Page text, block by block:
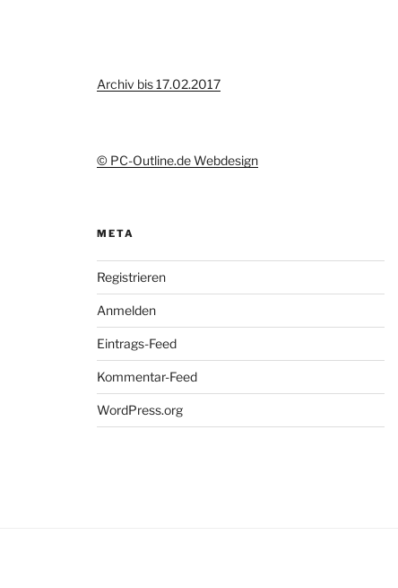
Archiv bis 17.02.2017
© PC-Outline.de Webdesign
META
Registrieren
Anmelden
Eintrags-Feed
Kommentar-Feed
WordPress.org